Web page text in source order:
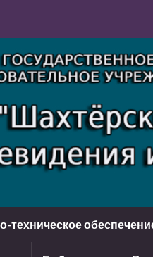
техническое